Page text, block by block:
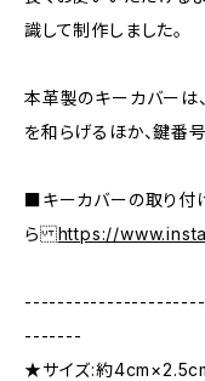
識して制作しました。
本革製のキーカバーは
を和らげるほか、鍵番
■キーカバーの取り付
らhttps://
-------
★サイズ:約